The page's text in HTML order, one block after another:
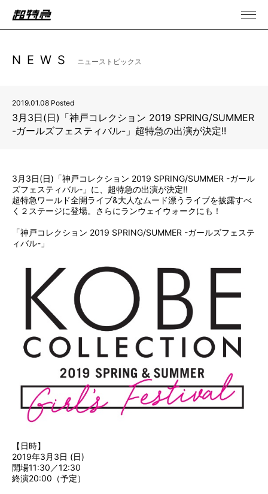
NEWS ニューストピックス
2019.01.08 Posted
3月3日(日)「神戸コレクション 2019 SPRING/SUMMER
-ガールズフェスティバル-」超特急の出演が決定!!
3月3日(日)「神戸コレクション 2019 SPRING/SUMMER -ガール
ズフェスティバル-」に、超特急の出演が決定!!
超特急ワールド全開ライブ&大人なムード漂うライブを披露すべ
く２ステージに登場。さらにランウェイウォークにも！
「神戸コレクション 2019 SPRING/SUMMER -ガールズフェステ
ィバル-」
【日時】
2019年3⽉3⽇ (⽇)
開場11:30／12:30
終演20:00（予定）